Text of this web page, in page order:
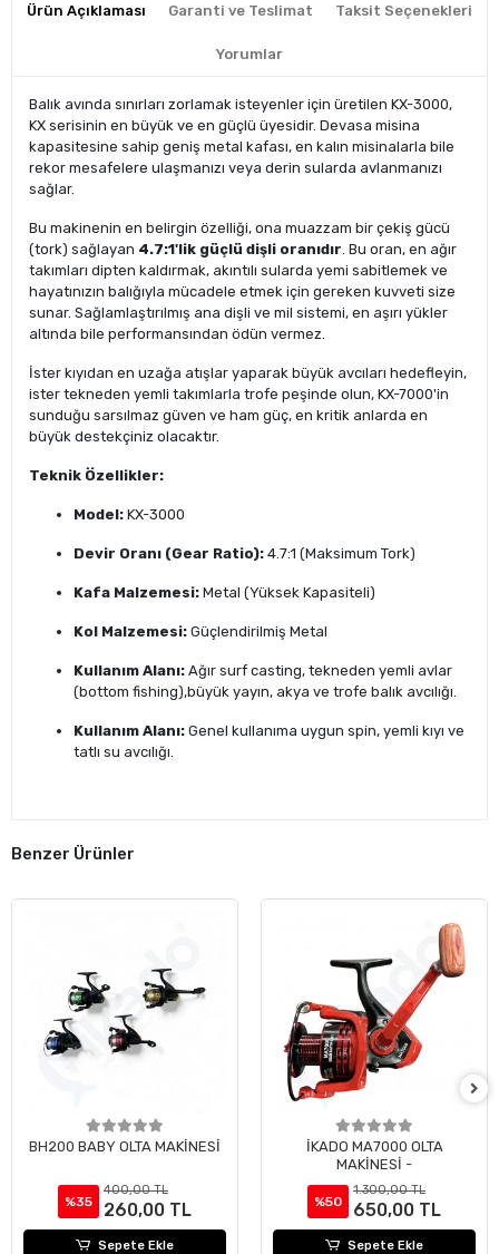
Ürün Açıklaması Garanti ve Teslimat Taksit Seçenekleri
Yorumlar
Balık avında sınırları zorlamak isteyenler için üretilen KX-3000,
KX serisinin en büyük ve en güçlü üyesidir. Devasa misina
kapasitesine sahip geniş metal kafası, en kalın misinalarla bile
rekor mesafelere ulaşmanızı veya derin sularda avlanmanızı
sağlar.
Bu makinenin en belirgin özelliği, ona muazzam bir çekiş gücü
(tork) sağlayan 4.7:1'lik güçlü dişli oranıdır . Bu oran, en ağır
takımları dipten kaldırmak, akıntılı sularda yemi sabitlemek ve
hayatınızın balığıyla mücadele etmek için gereken kuvveti size
sunar. Sağlamlaştırılmış ana dişli ve mil sistemi, en aşırı yükler
altında bile performansından ödün vermez.
İster kıyıdan en uzağa atışlar yaparak büyük avcıları hedefleyin,
ister tekneden yemli takımlarla trofe peşinde olun, KX-7000'in
sunduğu sarsılmaz güven ve ham güç, en kritik anlarda en
büyük destekçiniz olacaktır.
Teknik Özellikler:
Model: KX-3000
Devir Oranı (Gear Ratio): 4.7:1 (Maksimum Tork)
Kafa Malzemesi: Metal (Yüksek Kapasiteli)
Kol Malzemesi: Güçlendirilmiş Metal
Kullanım Alanı: Ağır surf casting, tekneden yemli avlar
(bottom fishing),büyük yayın, akya ve trofe balık avcılığı.
Kullanım Alanı: Genel kullanıma uygun spin, yemli kıyı ve
tatlı su avcılığı.
Benzer Ürünler
BH200 BABY OLTA MAKİNESİ
%35
400,00 TL
260,00 TL
Sepete Ekle
İKADO MA7000 OLTA
MAKİNESİ -
%50
1.300,00 TL
650,00 TL
Sepete Ekle